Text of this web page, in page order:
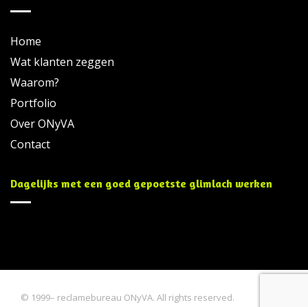
Home
Wat klanten zeggen
Waarom?
Portfolio
Over ONyVA
Contact
Dagelijks met een goed gepoetste glimlach werken
© 1999– reclamebureau ONyVA. All rights reserved.